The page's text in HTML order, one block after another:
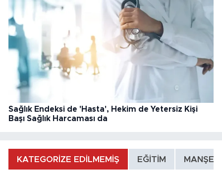
Sağlık Endeksi de 'Hasta', Hekim de Yetersiz Kişi
Başı Sağlık Harcaması da
KATEGORİZE EDİLMEMİŞ EĞİTİM MANŞET